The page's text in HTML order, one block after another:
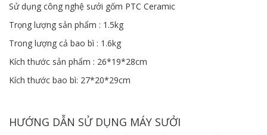
Sử dụng công nghệ sưởi gốm PTC Ceramic
Trọng lượng sản phẩm : 1.5kg
Trong lượng cả bao bì : 1.6kg
Kích thước sản phẩm : 26*19*28cm
Kích thước bao bì: 27*20*29cm
HƯỚNG DẪN SỬ DỤNG MÁY SƯỞI